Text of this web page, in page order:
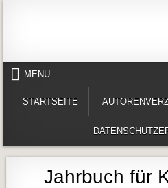
MENU
STARTSEITE
Jahrbuch für